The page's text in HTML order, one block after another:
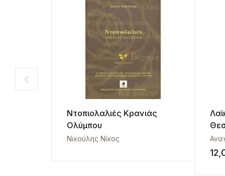
Ντοπιολαλιές Κρανιάς
Ολύμπου
Νικούλης Νίκος